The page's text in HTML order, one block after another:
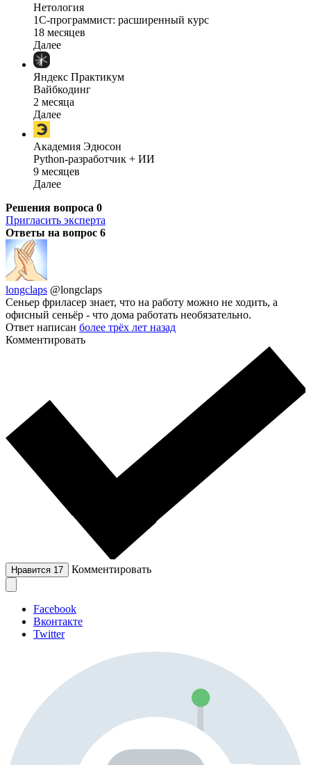
Нетология
1C-программист: расширенный курс
18 месяцев
Далее
Яндекс Практикум
Вайбкодинг
2 месяца
Далее
Академия Эдюсон
Python-разработчик + ИИ
9 месяцев
Далее
Решения вопроса 0
Пригласить эксперта
Ответы на вопрос 6
longclaps @longclaps
Сеньер фриласер знает, что на работу можно не ходить, а
офисный сеньёр - что дома работать необязательно.
Ответ написан более трёх лет назад
Комментировать
Нравится 17 Комментировать
Facebook
Вконтакте
Twitter